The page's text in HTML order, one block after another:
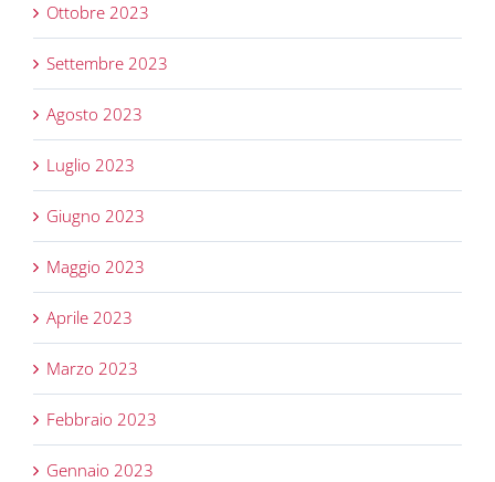
Ottobre 2023
Settembre 2023
Agosto 2023
Luglio 2023
Giugno 2023
Maggio 2023
Aprile 2023
Marzo 2023
Febbraio 2023
Gennaio 2023